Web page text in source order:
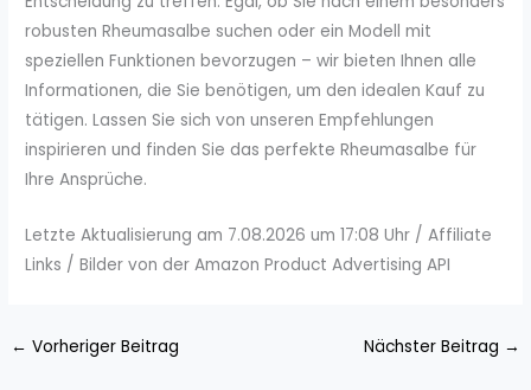
robusten Rheumasalbe suchen oder ein Modell mit
speziellen Funktionen bevorzugen – wir bieten Ihnen alle
Informationen, die Sie benötigen, um den idealen Kauf zu
tätigen. Lassen Sie sich von unseren Empfehlungen
inspirieren und finden Sie das perfekte Rheumasalbe für
Ihre Ansprüche.
Letzte Aktualisierung am 7.08.2026 um 17:08 Uhr / Affiliate
Links / Bilder von der Amazon Product Advertising API
← Vorheriger Beitrag Nächster Beitrag →